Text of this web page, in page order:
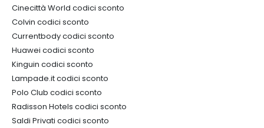
Cinecittà World codici sconto
Colvin codici sconto
Currentbody codici sconto
Huawei codici sconto
Kinguin codici sconto
Lampade.it codici sconto
Polo Club codici sconto
Radisson Hotels codici sconto
Saldi Privati codici sconto